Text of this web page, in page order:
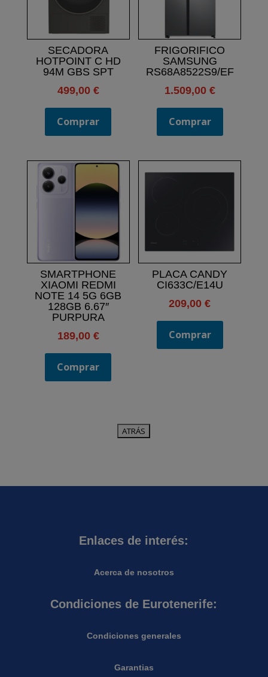
SECADORA
HOTPOINT C HD
94M GBS SPT
499,00 €
Comprar
FRIGORIFICO
SAMSUNG
RS68A8522S9/EF
1.509,00 €
Comprar
SMARTPHONE
XIAOMI REDMI
NOTE 14 5G 6GB
128GB 6.67″
PURPURA
189,00 €
Comprar
PLACA CANDY
CI633C/E14U
209,00€
Comprar
Enlaces de interés:
Acerca de nosotros
Condiciones de Eurotenerife:
Condiciones generales
Garantias